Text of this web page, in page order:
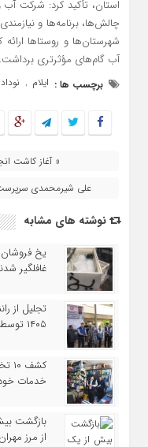
استان، تأکید کرد: شرکت آب
چالش‌ها، برنامه‌ها و
شهرستان‌ها و روستاها ارائه
آب گام‌های مؤثرتری برداشت.
برچسب ها : ایلام ,
« آغاز کاشت انجیر دیم در ۵۰۰
علی شیرمحمدی سرپرست
نوشته های مشابه
یخ‌
غافلگیر
تجلیل از
۱۴۰۵ توسط شرکت آب و فاضلاب استان ایلام
خدمات
از مرز